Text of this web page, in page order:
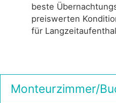
beste
preiswerten
für
Monteurzimmer/